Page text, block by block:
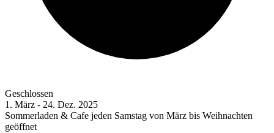
Geschlossen
1. März - 24. Dez. 2025
Sommerladen & Cafe jeden Samstag von März bis Weihnachten
geöffnet